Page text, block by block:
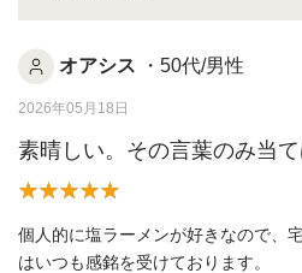
オアシス ・50代/男性
2026年05月18日
素晴しい。その言葉のみ当て
個人的に塩ラーメンが好きなので、
はいつも感銘を受けております。